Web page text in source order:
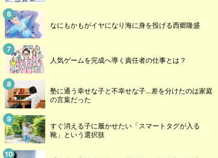
なにもかもがイヤになり海に身を投げる西郷隆盛
人気ゲームを完成へ導く責任者の仕事とは？
塾に通う幸せな子と不幸せな子…差を分けたのは家庭
の言葉だった
すぐ消える子に履かせたい「スマートタグが入る
靴」という選択肢